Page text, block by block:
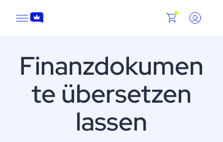
Finanzdokumen
te übersetzen
lassen